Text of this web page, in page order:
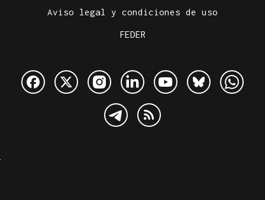
Aviso legal y condiciones de uso
FEDER